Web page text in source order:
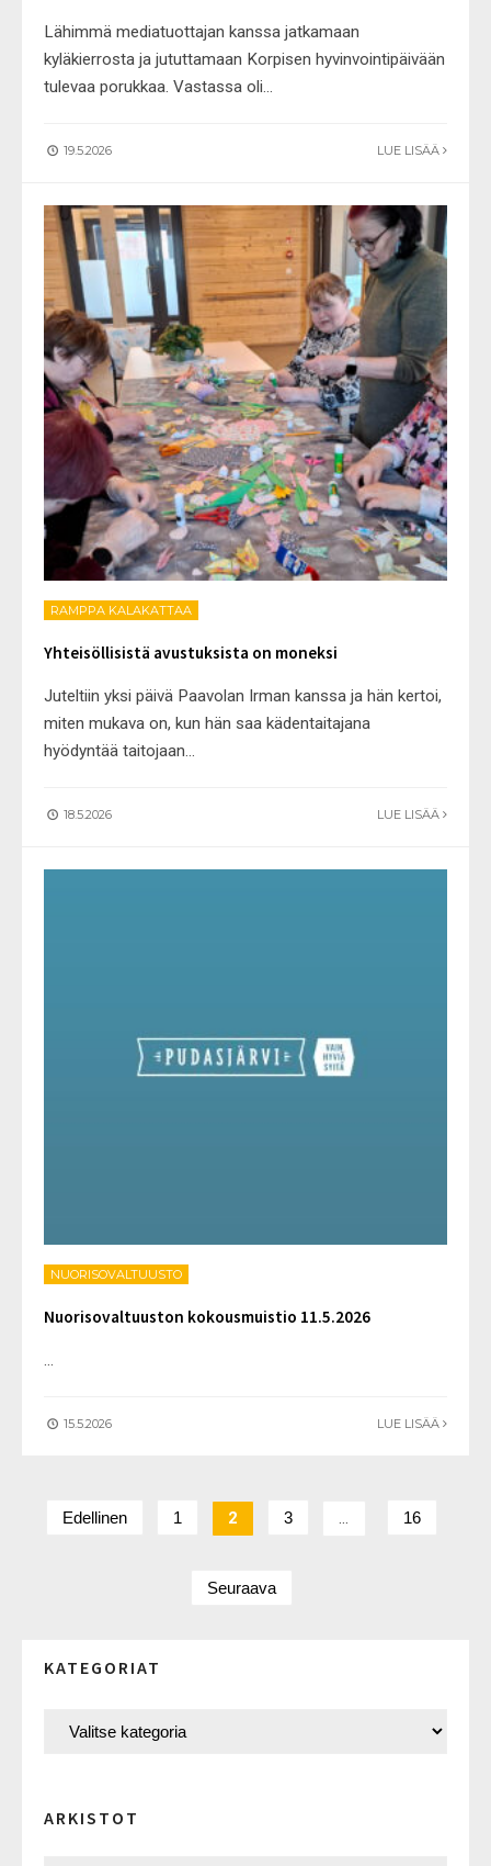
Lähimmä mediatuottajan kanssa jatkamaan
kyläkierrosta ja jututtamaan Korpisen hyvinvointipäivään
tulevaa porukkaa. Vastassa oli...
19.5.2026 LUE LISÄÄ
RAMPPA KALAKATTAA
Yhteisöllisistä avustuksista on moneksi
Juteltiin yksi päivä Paavolan Irman kanssa ja hän kertoi,
miten mukava on, kun hän saa kädentaitajana
hyödyntää taitojaan...
18.5.2026 LUE LISÄÄ
NUORISOVALTUUSTO
Nuorisovaltuuston kokousmuistio 11.5.2026
...
15.5.2026 LUE LISÄÄ
Edellinen 1 2 3 … 16
Seuraava
KATEGORIAT
ARKISTOT